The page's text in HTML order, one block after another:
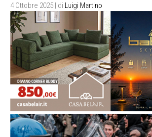
4 Ottobre 2025 | di Luigi Martino